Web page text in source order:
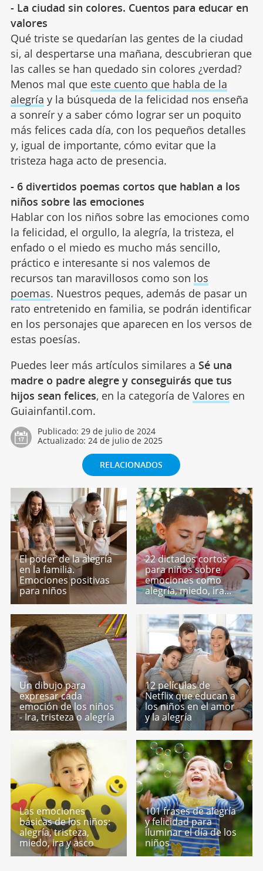
- La ciudad sin colores. Cuentos para educar en
valores
Qué triste se quedarían las gentes de la ciudad
si, al despertarse una mañana, descubrieran que
las calles se han quedado sin colores ¿verdad?
Menos mal que este cuento que habla de la
alegría y la búsqueda de la felicidad nos enseña
a sonreír y a saber cómo lograr ser un poquito
más felices cada día, con los pequeños detalles
y, igual de importante, cómo evitar que la
tristeza haga acto de presencia.
- 6 divertidos poemas cortos que hablan a los
niños sobre las emociones
Hablar con los niños sobre las emociones como
la felicidad, el orgullo, la alegría, la tristeza, el
enfado o el miedo es mucho más sencillo,
práctico e interesante si nos valemos de
recursos tan maravillosos como son los
poemas. Nuestros peques, además de pasar un
rato entretenido en familia, se podrán identificar
en los personajes que aparecen en los versos de
estas poesías.
Puedes leer más artículos similares a Sé una
madre o padre alegre y conseguirás que tus
hijos sean felices, en la categoría de Valores en
Guiainfantil.com.
Publicado: 29 de julio de 2024
Actualizado: 24 de julio de 2025
RELACIONADOS
El poder de la alegría
en la familia.
Emociones positivas
para niños
22 dictados cortos
para niños sobre
emociones como
alegría, miedo, ira...
Un dibujo para
expresar cada
emoción de los niños
- Ira, tristeza o alegría
12 películas de
Netflix que educan a
los niños en el amor
y la alegría
Las emociones
básicas de los niños:
alegría, tristeza,
miedo, ira y asco
101 frases de alegría
y felicidad para
iluminar el día de los
niños